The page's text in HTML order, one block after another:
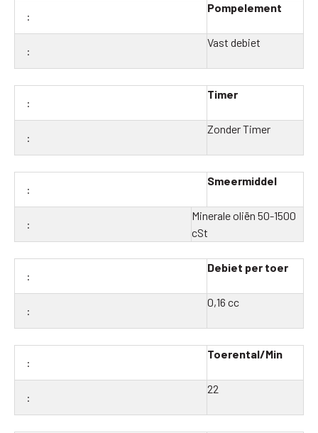
Pompelement
Vast debiet
Timer
Zonder Timer
Smeermiddel
Minerale oliën 50-1500
cSt
Debiet per toer
0,16 cc
Toerental/Min
22